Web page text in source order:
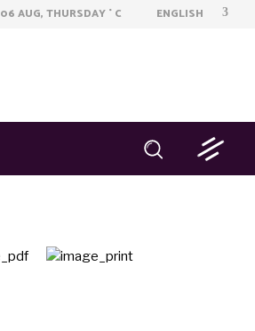
06 AUG, THURSDAY ° C ENGLISH